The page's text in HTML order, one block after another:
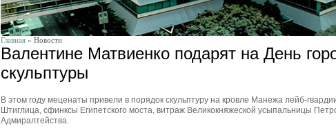
Главная » Новости
Валентине Матвиенко подарят на День
скульптуры
В этом году меценаты привели в порядок скульптуру на кровле Манежа лейб-
Штиглица, сфинксы Египетского моста, витраж Великокняжеской усыпальницы
Адмиралтейства.